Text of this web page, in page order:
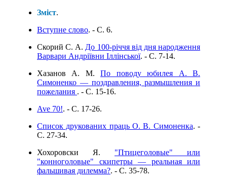
Зміст.
Вступне слово. - C. 6.
Скорий С. А. До 100-річчя від дня народження
Варвари Андріївни Іллінської. - C. 7-14.
Хазанов А. М.По поводу юбилея А. В.
Симоненко — поздравления, размышления и
пожелания . - C. 15-16.
Ave 70!. - C. 17-26.
Список друкованих праць О. В. Симоненка. -
C. 27-34.
Хохоровски Я. "Птицеголовые" или
"конноголовые" скипетры — реальная или
фальшивая дилемма?. - C. 35-78.